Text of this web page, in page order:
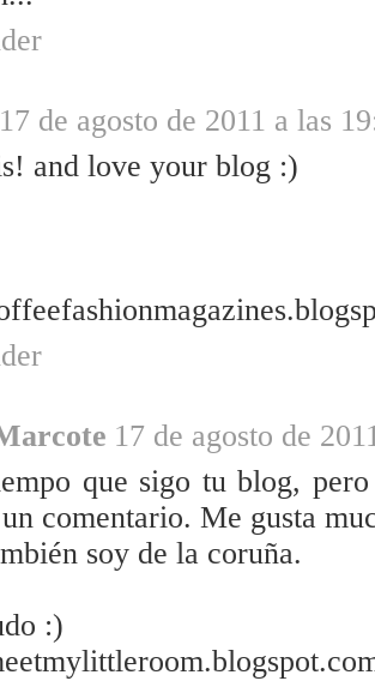
17 de agosto de 2011 a las
and love your blog :)
17 de agosto de
que sigo tu blog,
comentario. Me gusta
soy de la coruña.
:)